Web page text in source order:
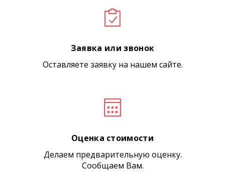
Заявка или звонок
Оставляете заявку на нашем сайте.
Оценка стоимости
Делаем предварительную оценку.
Сообщаем Вам.